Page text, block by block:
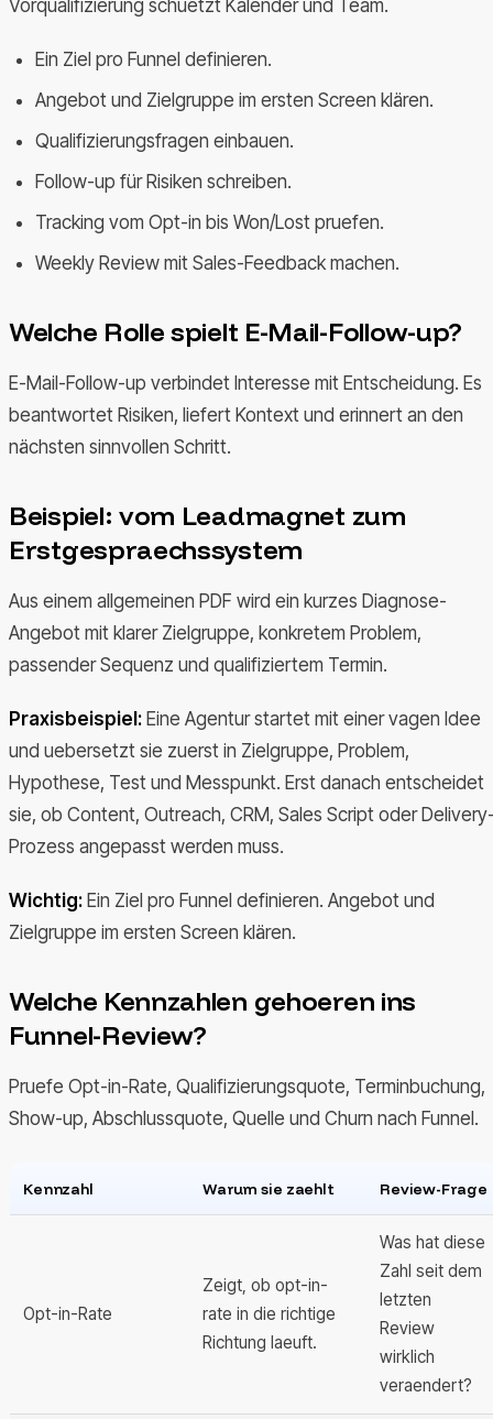
Vorqualifizierung schuetzt Kalender und Team.
Ein Ziel pro Funnel definieren.
Angebot und Zielgruppe im ersten Screen klären.
Qualifizierungsfragen einbauen.
Follow-up für Risiken schreiben.
Tracking vom Opt-in bis Won/Lost pruefen.
Weekly Review mit Sales-Feedback machen.
Welche Rolle spielt E-Mail-Follow-up?
E-Mail-Follow-up verbindet Interesse mit Entscheidung. Es
beantwortet Risiken, liefert Kontext und erinnert an den
nächsten sinnvollen Schritt.
Beispiel: vom Leadmagnet zum
Erstgespraechssystem
Aus einem allgemeinen PDF wird ein kurzes Diagnose-
Angebot mit klarer Zielgruppe, konkretem Problem,
passender Sequenz und qualifiziertem Termin.
Praxisbeispiel: Eine Agentur startet mit einer vagen Idee
und uebersetzt sie zuerst in Zielgruppe, Problem,
Hypothese, Test und Messpunkt. Erst danach entscheidet
sie, ob Content, Outreach, CRM, Sales Script oder
Prozess angepasst werden muss.
Wichtig: Ein Ziel pro Funnel definieren. Angebot und
Zielgruppe im ersten Screen klären.
Welche Kennzahlen gehoeren ins
Funnel-Review?
Pruefe Opt-in-Rate, Qualifizierungsquote, Terminbuchung,
Show-up, Abschlussquote, Quelle und Churn nach Funnel.
Kennzahl Warum sie zaehlt Review-Frage
Opt-in-Rate
Zeigt, ob opt-in-
rate in die richtige
Richtung laeuft.
Was hat diese
Zahl seit dem
letzten
Review
wirklich
veraendert?